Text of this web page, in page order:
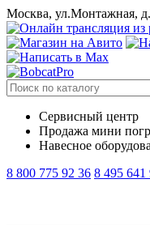
Москва, ул.Монтажная,
Сервисный центр
Продажа мини
Навесное
8 800 775 92 36 8 495 641